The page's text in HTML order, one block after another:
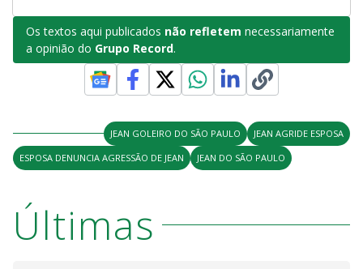
Os textos aqui publicados não refletem necessariamente
a opinião do Grupo Record.
JEAN GOLEIRO DO SÃO PAULO
JEAN AGRIDE ESPOSA
ESPOSA DENUNCIA AGRESSÃO DE JEAN
JEAN DO SÃO PAULO
Últimas